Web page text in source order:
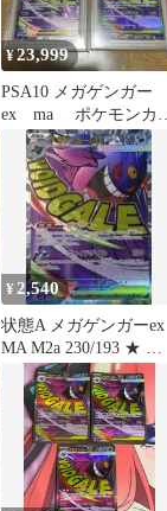
¥23,999
PSA10 メガゲンガー
ex ma ポケモンカー
ド 2枚セット
¥ 2,540
状態A メガゲンガーex
MA M2a 230/193 ★ ポ
ケカ ポケモンカードゲ
ーム